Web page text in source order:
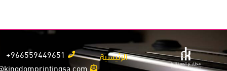
الرئيسية
966559449651+
info@kingdomprintingsa.com